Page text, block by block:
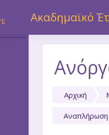
Ακαδημαϊκό
Αρχική
Αναπλήρωση